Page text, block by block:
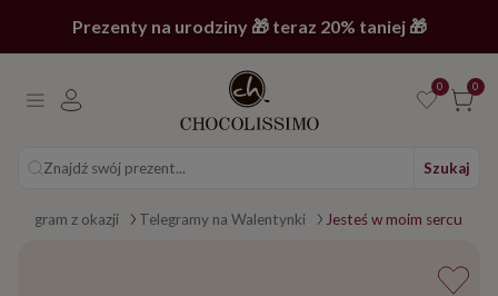
Prezenty na urodziny 🎁 teraz 20% taniej 🎁
0 0
Znajdź swój prezent... Szukaj
Telegram z okazji Telegramy na Walentynki Jesteś w moim sercu